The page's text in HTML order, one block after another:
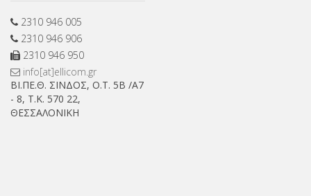
2310 946 005
2310 946 906
2310 946 950
info[at]ellicom.gr
ΒΙ.ΠΕ.Θ. ΣΙΝΔΟΣ, Ο.Τ. 5Β /Α7
- 8, Τ.Κ. 570 22,
ΘΕΣΣΑΛΟΝΙΚΗ